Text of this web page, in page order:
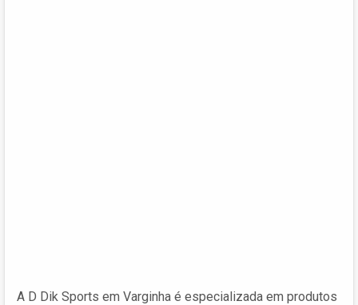
A D Dik Sports em Varginha é especializada em produtos